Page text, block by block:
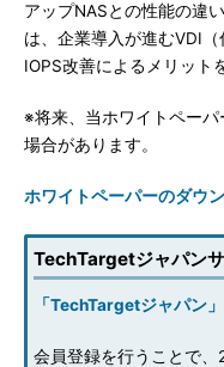
アップNASとの性能の違
は、企業導入が進むVDI
IOPS改善によるメリット
※将来、当ホワイトペー
場合があります。
ホワイトペーパーのダウ
TechTargetジャパン
「TechTargetジャパン
会員登録を行うことで